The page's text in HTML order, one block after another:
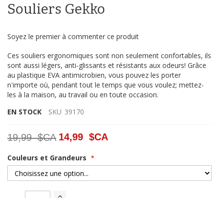
de
la
d’images
Souliers Gekko
Soyez le premier à commenter ce produit
Ces souliers ergonomiques sont non seulement confortables, ils
sont aussi légers, anti-glissants et résistants aux odeurs! Grâce
au plastique EVA antimicrobien, vous pouvez les porter
n'importe où, pendant tout le temps que vous voulez; mettez-
les à la maison, au travail ou en toute occasion.
EN STOCK
SKU 39170
14,99 $CA
19,99 $CA
Couleurs et Grandeurs